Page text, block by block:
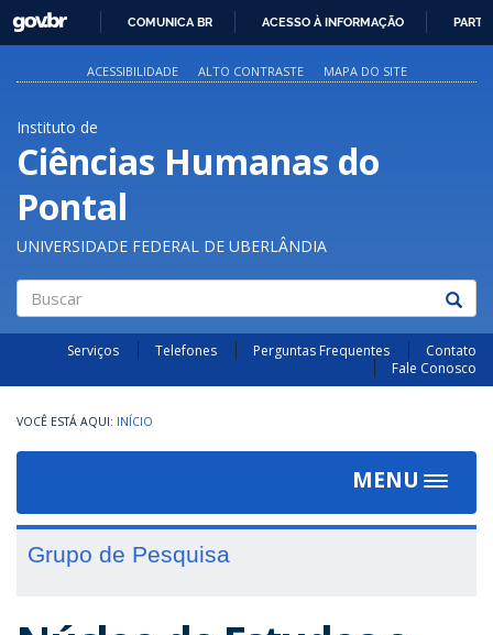
PARA
O
GOVBR
COMUNICA BR ACESSO À INFORMAÇÃO
ACESSIBILIDADE ALTO CONTRASTE MAPA DO SITE
Instituto de
Ciências Humanas do
Pontal
UNIVERSIDADE FEDERAL DE UBERLÂNDIA
Buscar
Serviços Telefones Perguntas Frequentes
Contato
Fale Conosco
INÍCIO
MENU
Toggle
Grupo de Pesquisa